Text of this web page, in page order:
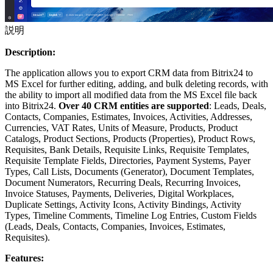
説明
Description:
The application allows you to export CRM data from Bitrix24 to
MS Excel for further editing, adding, and bulk deleting records, with
the ability to import all modified data from the MS Excel file back
into Bitrix24. Over 40 CRM entities are supported: Leads, Deals,
Contacts, Companies, Estimates, Invoices, Activities, Addresses,
Currencies, VAT Rates, Units of Measure, Products, Product
Catalogs, Product Sections, Products (Properties), Product Rows,
Requisites, Bank Details, Requisite Links, Requisite Templates,
Requisite Template Fields, Directories, Payment Systems, Payer
Types, Call Lists, Documents (Generator), Document Templates,
Document Numerators, Recurring Deals, Recurring Invoices,
Invoice Statuses, Payments, Deliveries, Digital Workplaces,
Duplicate Settings, Activity Icons, Activity Bindings, Activity
Types, Timeline Comments, Timeline Log Entries, Custom Fields
(Leads, Deals, Contacts, Companies, Invoices, Estimates,
Requisites).
Features: